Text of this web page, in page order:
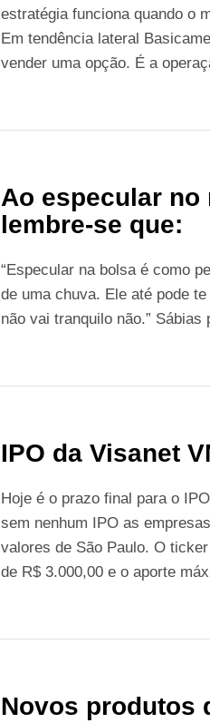
estratégia funciona quando o
Em tendência lateral
vender uma opção. É a
Ao especular
lembre-se que:
“Especular na bolsa é como
de uma chuva. Ele até pode
não vai tranquilo não.”
IPO da Visanet
Hoje é o prazo final para o
sem nenhum IPO as
valores de São Paulo. O
de R$ 3.000,00 e o aporte
Novos produtos